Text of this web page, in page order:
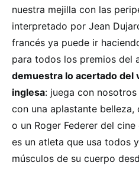
nuestra mejilla con las
interpretado por Jean
francés ya puede ir
para todos los premios del
demuestra lo acertado del
inglesa: juega con
con una aplastante
o un Roger Federer del
es un atleta que usa todos
músculos de su cuerpo